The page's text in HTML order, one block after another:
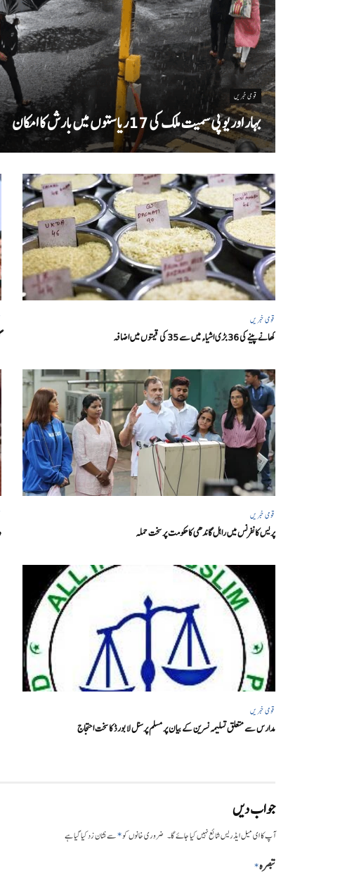
قومی خبریں
بہار اور یو پی سمیت ملک کی 17ریاستوں میں بارش کا امکان
قومی خبریں
کھانے پینے کی 36 بڑی اشیاء میں سے 35 کی قیمتوں میں اضافہ
قومی خبریں
پریس کانفرنس میں راہل گاندھی کا حکومت پر سخت حملہ
قومی خبریں
مدارس سے متعلق تسلیمہ نسرین کے بیان پر مسلم پرسنل لا بورڈ کا سخت احتجاج
جواب دیں
آپ کا ای میل ایڈریس شائع نہیں کیا جائے گا۔ ضروری خانوں کو*سے نشان زد کیا گیا ہے
تبصرہ*